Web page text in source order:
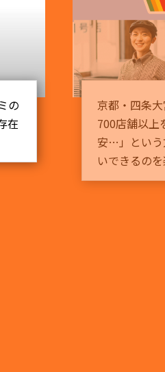
「株式会社フ
味です。(和製
校生のフレッシ